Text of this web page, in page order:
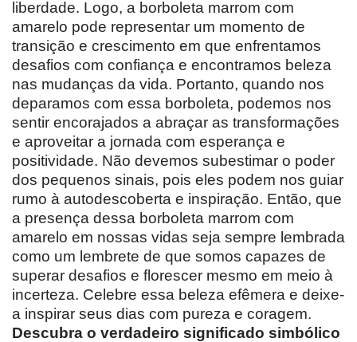
liberdade. Logo, a borboleta marrom com
amarelo pode representar um momento de
transição e crescimento em que enfrentamos
desafios com confiança e encontramos beleza
nas mudanças da vida. Portanto, quando nos
deparamos com essa borboleta, podemos nos
sentir encorajados a abraçar as transformações
e aproveitar a jornada com esperança e
positividade. Não devemos subestimar o poder
dos pequenos sinais, pois eles podem nos guiar
rumo à autodescoberta e inspiração. Então, que
a presença dessa borboleta marrom com
amarelo em nossas vidas seja sempre lembrada
como um lembrete de que somos capazes de
superar desafios e florescer mesmo em meio à
incerteza. Celebre essa beleza efêmera e deixe-
a inspirar seus dias com pureza e coragem.
Descubra o verdadeiro significado simbólico